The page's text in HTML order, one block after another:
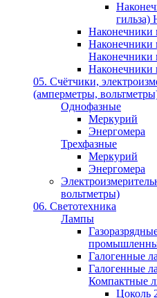
05. Счётчики,
(амперметры,
Однофазные
Меркурий
Энергомера
Трехфазные
Меркурий
Энергомера
вольтметры)
06. Светотехника
Лампы
Галогенные
Галогенные
Компактные
Цоколь